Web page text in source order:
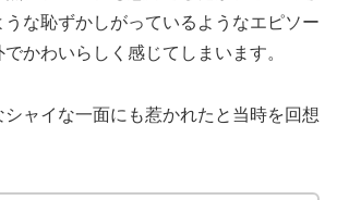
うな恥ずかしがっているようなエピソー
でかわいらしく感じてしまいます。
ャイな一面にも惹かれたと当時を回想